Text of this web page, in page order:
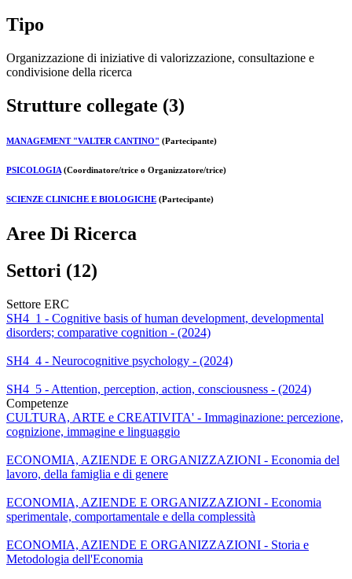
Tipo
Organizzazione di iniziative di valorizzazione, consultazione e
condivisione della ricerca
Strutture collegate (3)
MANAGEMENT "VALTER CANTINO" (Partecipante)
PSICOLOGIA (Coordinatore/trice o Organizzatore/trice)
SCIENZE CLINICHE E BIOLOGICHE (Partecipante)
Aree Di Ricerca
Settori (12)
Settore ERC
SH4_1 - Cognitive basis of human development, developmental
disorders; comparative cognition - (2024)
SH4_4 - Neurocognitive psychology - (2024)
SH4_5 - Attention, perception, action, consciousness - (2024)
Competenze
CULTURA, ARTE e CREATIVITA' - Immaginazione: percezione,
cognizione, immagine e linguaggio
ECONOMIA, AZIENDE E ORGANIZZAZIONI - Economia del
lavoro, della famiglia e di genere
ECONOMIA, AZIENDE E ORGANIZZAZIONI - Economia
sperimentale, comportamentale e della complessità
ECONOMIA, AZIENDE E ORGANIZZAZIONI - Storia e
Metodologia dell'Economia